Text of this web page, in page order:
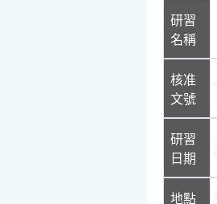
研習
名稱
核准
文號
研習
日期
地點